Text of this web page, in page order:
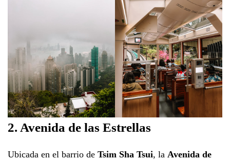
2. Avenida de las Estrellas
Ubicada en el barrio de Tsim Sha Tsui, la Avenida de